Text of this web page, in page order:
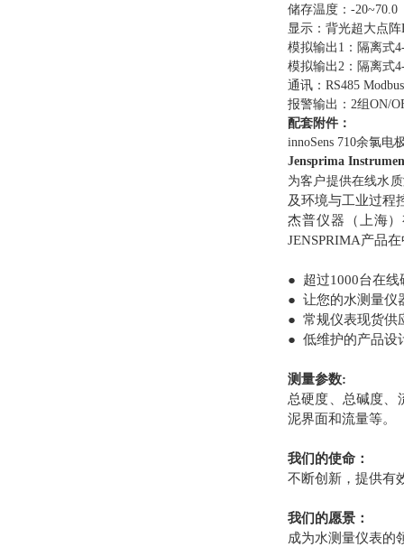
储存温度：-20~70.0
显示：背光超大点阵
模拟输出1：隔离式
模拟输出2：隔离式
通讯：RS485
报警输出：2组ON/
配套附件：
innoSens 710余氯电
Jensprima
为客户提供在线水
及环境与工业过程
杰普仪器（上海
JENSPRIMA产品
● 超过1000台在线
● 让您的水测量仪
● 常规仪表现货供
● 低维护的产品设
测量参数:
总硬度、总碱度、
泥界面和流量等。
我们的使命：
不断创新，提供有
我们的愿景：
成为水测量仪表的